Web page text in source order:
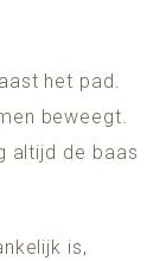
het pad.
beweegt.
altijd de baas
is,